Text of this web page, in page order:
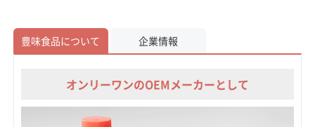
豊味食品について 企業情報
オンリーワンのOEMメーカーとして